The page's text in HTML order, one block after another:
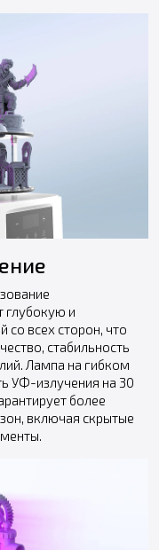
глубокую и
всех сторон, что
стабильность
Лампа на гибком
УФ-излучения на 30
более
включая скрытые